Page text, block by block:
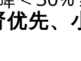
优先、